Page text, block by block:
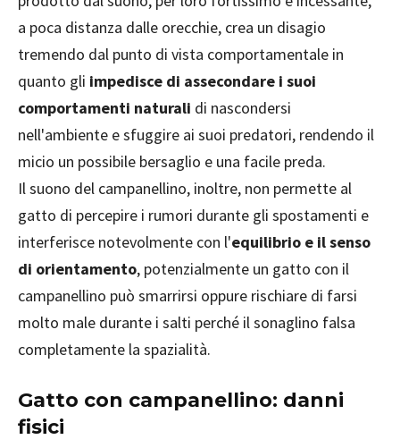
a poca distanza dalle orecchie, crea un disagio
tremendo dal punto di vista comportamentale in
quanto gli impedisce di assecondare i suoi
comportamenti naturali di nascondersi
nell'ambiente e sfuggire ai suoi predatori, rendendo il
micio un possibile bersaglio e una facile preda.
Il suono del campanellino, inoltre, non permette al
gatto di percepire i rumori durante gli spostamenti e
interferisce notevolmente con l'equilibrio e il senso
di orientamento, potenzialmente un gatto con il
campanellino può smarrirsi oppure rischiare di farsi
molto male durante i salti perché il sonaglino falsa
completamente la spazialità.
Gatto con campanellino: danni
fisici